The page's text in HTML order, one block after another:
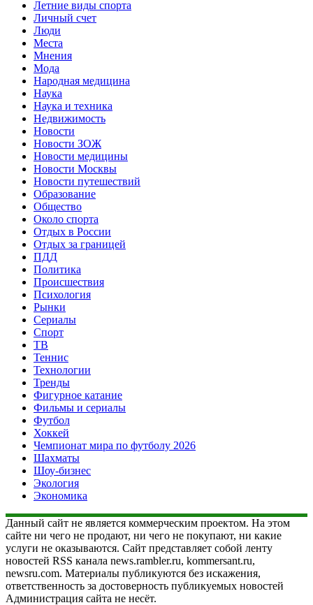
Летние виды спорта
Личный счет
Люди
Места
Мнения
Мода
Народная медицина
Наука
Наука и техника
Недвижимость
Новости
Новости ЗОЖ
Новости медицины
Новости Москвы
Новости путешествий
Образование
Общество
Около спорта
Отдых в России
Отдых за границей
ПДД
Политика
Происшествия
Психология
Рынки
Сериалы
Спорт
ТВ
Теннис
Технологии
Тренды
Фигурное катание
Фильмы и сериалы
Футбол
Хоккей
Чемпионат мира по футболу 2026
Шахматы
Шоу-бизнес
Экология
Экономика
Данный сайт не является коммерческим проектом. На этом
сайте ни чего не продают, ни чего не покупают, ни какие
услуги не оказываются. Сайт представляет собой ленту
новостей RSS канала news.rambler.ru, kommersant.ru,
newsru.com. Материалы публикуются без искажения,
ответственность за достоверность публикуемых новостей
Администрация сайта не несёт.